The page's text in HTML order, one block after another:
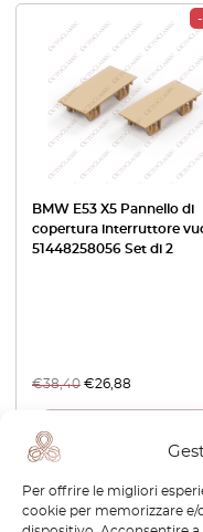
Per offrire le migliori
cookie per memorizzare e/
BMW E53 X5 Pannello di
copertura interruttore
51448258056 Set di 2
€38,40 €26,88